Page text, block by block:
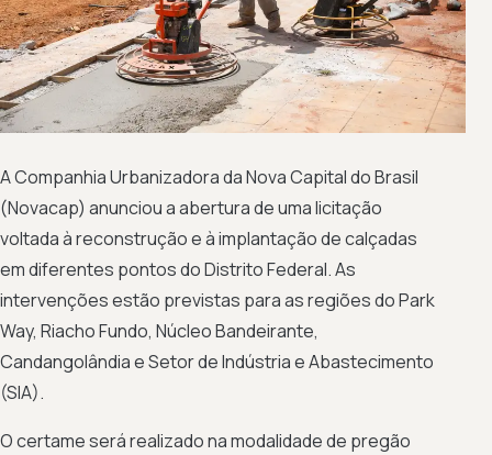
A Companhia Urbanizadora da Nova Capital do Brasil
(Novacap) anunciou a abertura de uma licitação
voltada à reconstrução e à implantação de calçadas
em diferentes pontos do Distrito Federal. As
intervenções estão previstas para as regiões do Park
Way, Riacho Fundo, Núcleo Bandeirante,
Candangolândia e Setor de Indústria e Abastecimento
(SIA).
O certame será realizado na modalidade de pregão